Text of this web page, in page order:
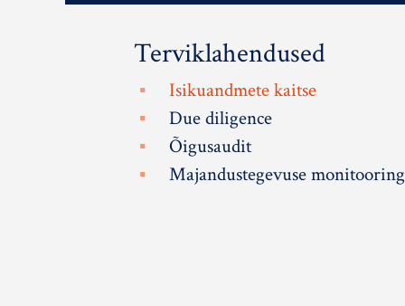
Terviklahendused
Isikuandmete kaitse
Due diligence
Õigusaudit
Majandustegevuse monitooring